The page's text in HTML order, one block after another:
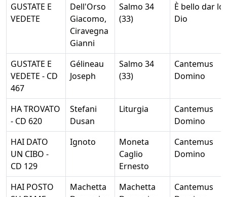
GUSTATE E
VEDETE
Dell'Orso
Giacomo,
Ciravegna
Gianni
Salmo 34
(33)
È bello dar
Dio
GUSTATE E
VEDETE - CD
467
Gélineau
Joseph
Salmo 34
(33)
Cantemus
Domino
HA TROVATO
- CD 620
Stefani
Dusan
Liturgia
Cantemus
Domino
HAI DATO
UN CIBO -
CD 129
Ignoto
Moneta
Caglio
Ernesto
Cantemus
Domino
HAI POSTO
Machetta
Machetta
Cantemus